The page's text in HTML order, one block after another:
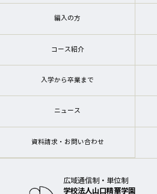
編入の方
コース紹介
入学から卒業まで
ニュース
資料請求・お問い合わせ
広域通信制・単位制
学校法人山口精華学園